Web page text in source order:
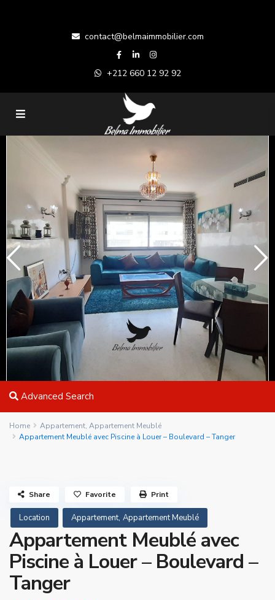
contact@belmaimmobilier.com
+212 660 12 92 92
Advanced Search
Home Appartement, Appartement Meublé
Appartement Meublé avec Piscine à Louer – Boulevard – Tanger
Location Appartement, Appartement Meublé
Appartement Meublé avec
Piscine à Louer – Boulevard –
Tanger
Share Favorite Print